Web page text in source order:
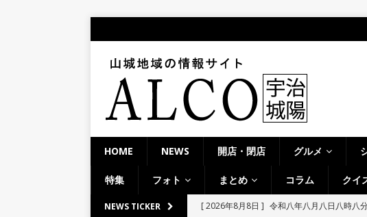
HOME NEWS 開店・閉店 グルメ
特集 フォト まとめ コラム クイ
NEWS TICKER [ 2026年8月8日 ] 令和八年八月八日八時八